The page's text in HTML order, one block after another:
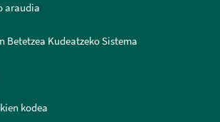
araudia
Betetzea Kudeatzeko Sistema
kodea